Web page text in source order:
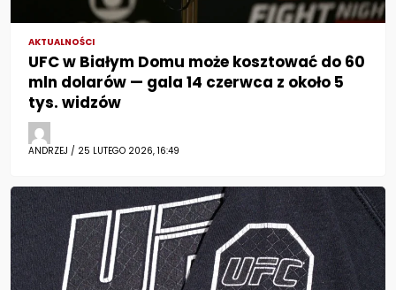
AKTUALNOŚCI
UFC w Białym Domu może kosztować do 60
mln dolarów — gala 14 czerwca z około 5
tys. widzów
ANDRZEJ / 25 LUTEGO 2026, 16:49